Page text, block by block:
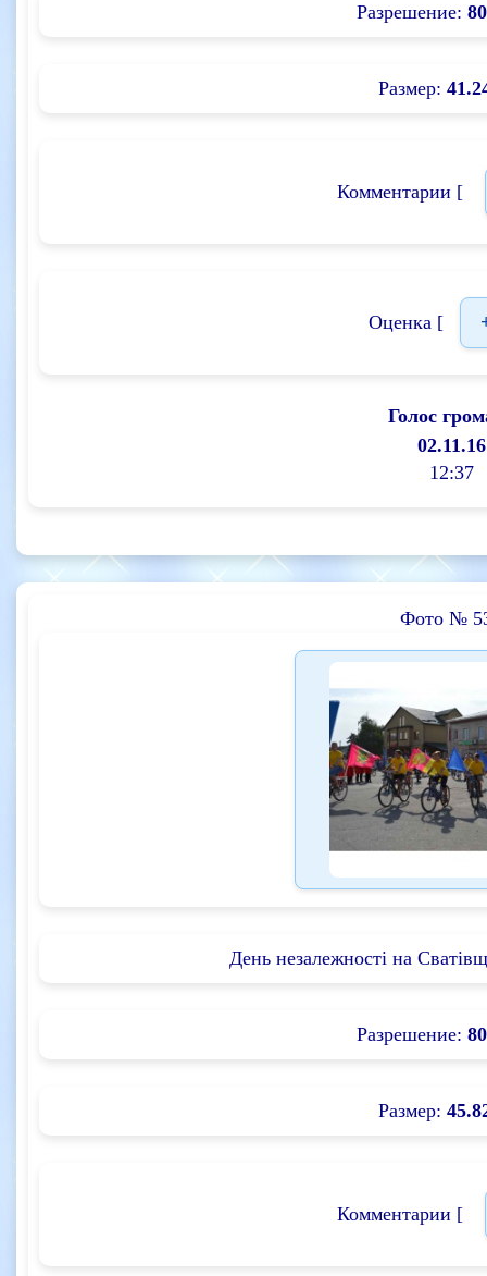
Разрешение:
Размер:
Комментарии [
Оценка [
Голос
02.11.16
12:37
Фото №
День незалежності на
Разрешение:
Размер:
Комментарии [